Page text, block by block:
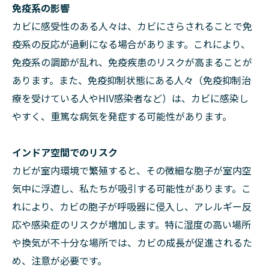
免疫系の影響
カビに感受性のある人々は、カビにさらされることで免
疫系の反応が過剰になる場合があります。これにより、
免疫系の調節が乱れ、免疫疾患のリスクが高まることが
あります。また、免疫抑制状態にある人々（免疫抑制治
療を受けている人やHIV感染者など）は、カビに感染し
やすく、重篤な病気を発症する可能性があります。
インドア空間でのリスク
カビが室内環境で繁殖すると、その微細な胞子が室内空
気中に浮遊し、私たちが吸引する可能性があります。こ
れにより、カビの胞子が呼吸器に侵入し、アレルギー反
応や感染症のリスクが増加します。特に湿度の高い場所
や換気が不十分な場所では、カビの成長が促進されるた
め、注意が必要です。